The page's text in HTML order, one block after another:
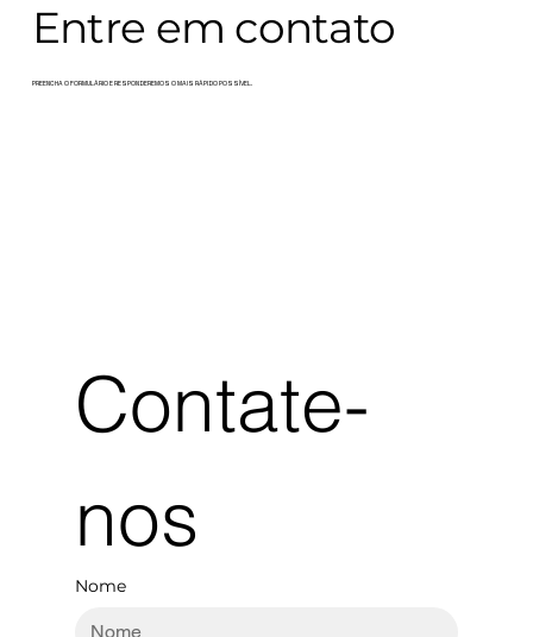
Entre em contato
PREENCHA O FORMULÁRIO E RESPONDEREMOS O MAIS RÁPIDO POSSÍVEL.
Contate-
nos
Nome